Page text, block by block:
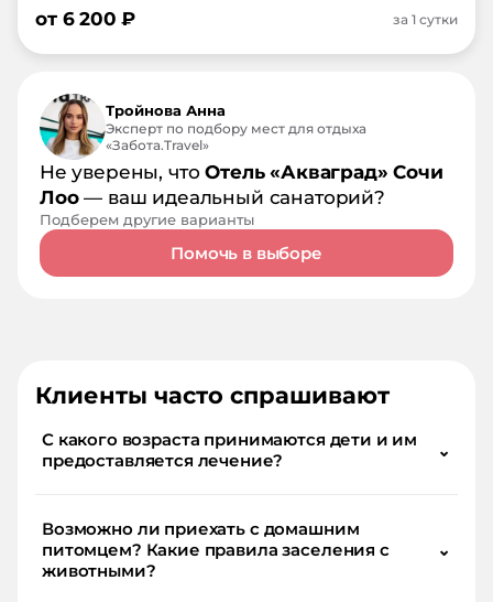
от 6 200 ₽ за 1 сутки
Тройнова Анна
Эксперт по подбору мест для отдыха
«Забота.Travel»
Не уверены, чтоОтель «Акваград» Сочи
Лоо— ваш идеальный санаторий?
Подберем другие варианты
Помочь в выборе
Клиенты часто спрашивают
С какого возраста принимаются дети и им
предоставляется лечение?
⌄
Возможно ли приехать с домашним
питомцем? Какие правила заселения с
животными?
⌄